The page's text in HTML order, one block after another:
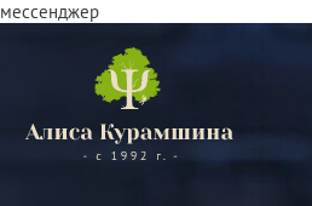
мессенджер